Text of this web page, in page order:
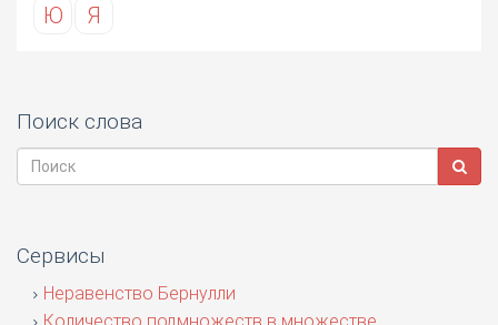
Ю
Я
Поиск слова
Сервисы
Неравенство Бернулли